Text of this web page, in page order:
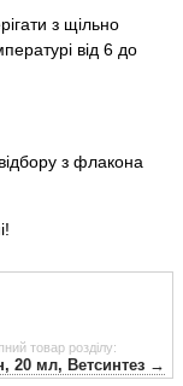
з щільно
від 6 до
з флакона
товар розділу:
20 мл, Ветсинтез →